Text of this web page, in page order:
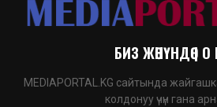
БИЗ ЖӨНҮНДӨ | О
MEDIAPORTAL.KG сайтында
колдонуу үчүн гана